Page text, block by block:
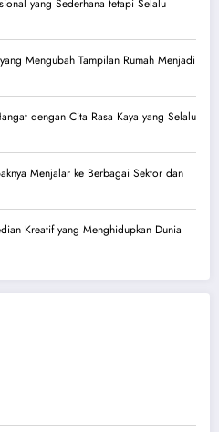
Mengubah Tampilan Rumah Menjadi
dengan Cita Rasa Kaya yang Selalu
Menjalar ke Berbagai Sektor dan
Kreatif yang Menghidupkan Dunia